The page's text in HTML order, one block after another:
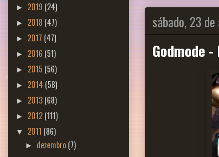
sábado, 23
Godmode
► 2019 (24)
► 2018 (47)
► 2017 (47)
► 2016 (51)
► 2015 (56)
► 2014 (58)
► 2013 (68)
► 2012 (111)
▼ 2011 (86)
► dezembro (7)